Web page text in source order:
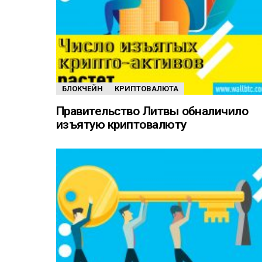
БЛОКЧЕЙН КРИПТОВАЛЮТА
Правительство Литвы обналичило
изъятую криптовалюту